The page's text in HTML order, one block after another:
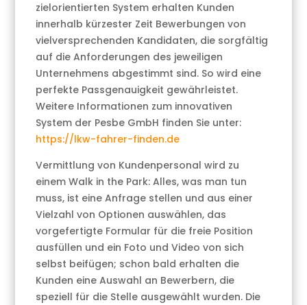
zielorientierten System erhalten Kunden
innerhalb kürzester Zeit Bewerbungen von
vielversprechenden Kandidaten, die sorgfältig
auf die Anforderungen des jeweiligen
Unternehmens abgestimmt sind. So wird eine
perfekte Passgenauigkeit gewährleistet.
Weitere Informationen zum innovativen
System der Pesbe GmbH finden Sie unter:
https://lkw-fahrer-finden.de
Vermittlung von Kundenpersonal wird zu
einem Walk in the Park: Alles, was man tun
muss, ist eine Anfrage stellen und aus einer
Vielzahl von Optionen auswählen, das
vorgefertigte Formular für die freie Position
ausfüllen und ein Foto und Video von sich
selbst beifügen; schon bald erhalten die
Kunden eine Auswahl an Bewerbern, die
speziell für die Stelle ausgewählt wurden. Die